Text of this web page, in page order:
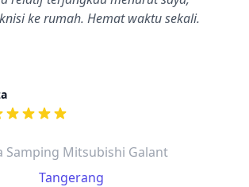
ke rumah. Hemat waktu sekali.
ulasan adalah bintang lima
Samping Mitsubishi Galant
Tangerang